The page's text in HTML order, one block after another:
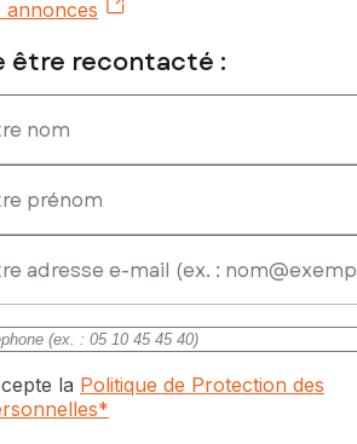
annonces
être recontacté :
la Politique de Protection des
*